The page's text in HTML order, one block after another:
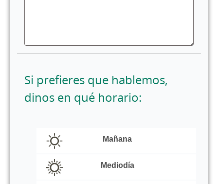
Si prefieres que hablemos,
dinos en qué horario:
Mañana
Mediodía